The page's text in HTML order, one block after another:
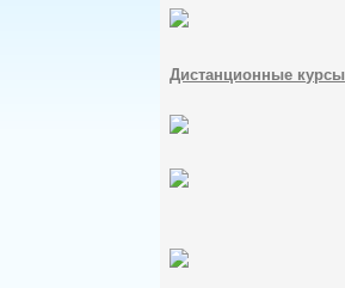
Дистанционные курсы